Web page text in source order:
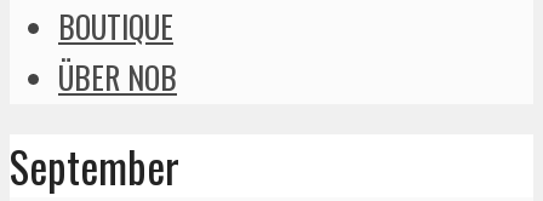
BOUTIQUE
ÜBER NOB
September